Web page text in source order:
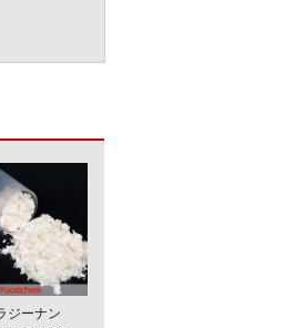
ジーナン